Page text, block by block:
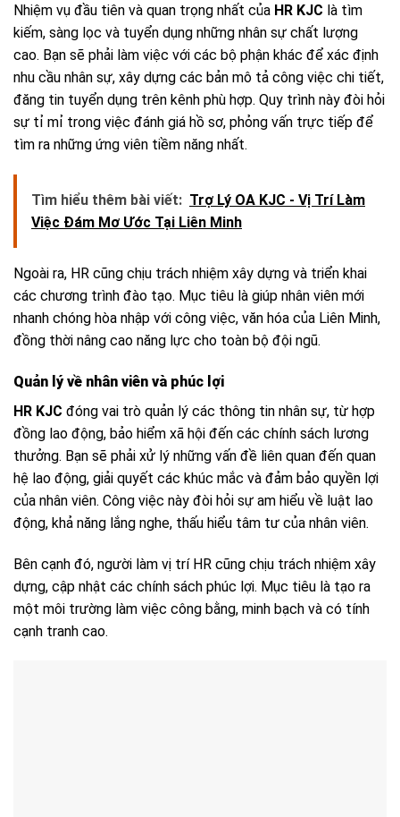
Nhiệm vụ đầu tiên và quan trọng nhất của HR KJC là tìm
kiếm, sàng lọc và tuyển dụng những nhân sự chất lượng
cao. Bạn sẽ phải làm việc với các bộ phận khác để xác định
nhu cầu nhân sự, xây dựng các bản mô tả công việc chi tiết,
đăng tin tuyển dụng trên kênh phù hợp. Quy trình này đòi hỏi
sự tỉ mỉ trong việc đánh giá hồ sơ, phỏng vấn trực tiếp để
tìm ra những ứng viên tiềm năng nhất.
Tìm hiểu thêm bài viết: Trợ Lý OA KJC - Vị Trí Làm
Việc Đám Mơ Ước Tại Liên Minh
Ngoài ra, HR cũng chịu trách nhiệm xây dựng và triển khai
các chương trình đào tạo. Mục tiêu là giúp nhân viên mới
nhanh chóng hòa nhập với công việc, văn hóa của Liên Minh,
đồng thời nâng cao năng lực cho toàn bộ đội ngũ.
Quản lý về nhân viên và phúc lợi
HR KJC đóng vai trò quản lý các thông tin nhân sự, từ hợp
đồng lao động, bảo hiểm xã hội đến các chính sách lương
thưởng. Bạn sẽ phải xử lý những vấn đề liên quan đến quan
hệ lao động, giải quyết các khúc mắc và đảm bảo quyền lợi
của nhân viên. Công việc này đòi hỏi sự am hiểu về luật lao
động, khả năng lắng nghe, thấu hiểu tâm tư của nhân viên.
Bên cạnh đó, người làm vị trí HR cũng chịu trách nhiệm xây
dựng, cập nhật các chính sách phúc lợi. Mục tiêu là tạo ra
một môi trường làm việc công bằng, minh bạch và có tính
cạnh tranh cao.